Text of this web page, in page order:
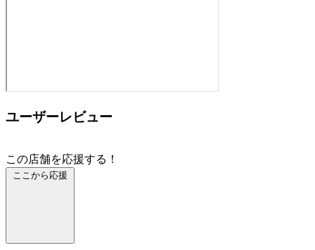
ユーザーレビュー
この店舗を応援する！
ここから応援